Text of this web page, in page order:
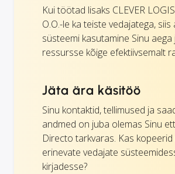
Kui töötad lisaks CLEVER
O.O.-le ka teiste vedajatega, siis
süsteemi kasutamine Sinu aega
ressursse kõige efektiivsemalt
Jäta ära käsitöö
Sinu kontaktid, tellimused ja
andmed on juba olemas Sinu
Directo tarkvaras. Kas kopeerid
erinevate vedajate
kirjadesse?